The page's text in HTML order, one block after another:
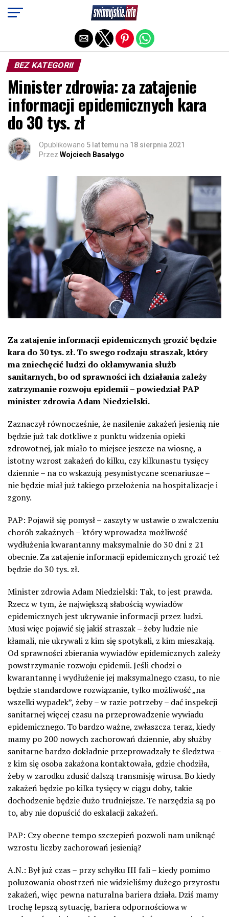
BEZ KATEGORII
Minister zdrowia: za zatajenie
informacji epidemicznych kara
do 30 tys. zł
Opublikowano 5 lat temu na 18 sierpnia 2021
Przez Wojciech Basałygo
Za zatajenie informacji epidemicznych grozić będzie
kara do 30 tys. zł. To swego rodzaju straszak, który
ma zniechęcić ludzi do okłamywania służb
sanitarnych, bo od sprawności ich działania zależy
zatrzymanie rozwoju epidemii – powiedział PAP
minister zdrowia Adam Niedzielski.
Zaznaczył równocześnie, że nasilenie zakażeń jesienią nie
będzie już tak dotkliwe z punktu widzenia opieki
zdrowotnej, jak miało to miejsce jeszcze na wiosnę, a
istotny wzrost zakażeń do kilku, czy kilkunastu tysięcy
dziennie – na co wskazują pesymistyczne scenariusze –
nie będzie miał już takiego przełożenia na hospitalizacje i
zgony.
PAP: Pojawił się pomysł – zaszyty w ustawie o zwalczeniu
chorób zakaźnych – który wprowadza możliwość
wydłużenia kwarantanny maksymalnie do 30 dni z 21
obecnie. Za zatajenie informacji epidemicznych grozić też
będzie do 30 tys. zł.
Minister zdrowia Adam Niedzielski: Tak, to jest prawda.
Rzecz w tym, że największą słabością wywiadów
epidemicznych jest ukrywanie informacji przez ludzi.
Musi więc pojawić się jakiś straszak – żeby ludzie nie
kłamali, nie ukrywali z kim się spotykali, z kim mieszkają.
Od sprawności zbierania wywiadów epidemicznych zależy
powstrzymanie rozwoju epidemii. Jeśli chodzi o
kwarantannę i wydłużenie jej maksymalnego czasu, to nie
będzie standardowe rozwiązanie, tylko możliwość „na
wszelki wypadek”, żeby – w razie potrzeby – dać inspekcji
sanitarnej więcej czasu na przeprowadzenie wywiadu
epidemicznego. To bardzo ważne, zwłaszcza teraz, kiedy
mamy po 200 nowych zachorowań dziennie, aby służby
sanitarne bardzo dokładnie przeprowadzały te śledztwa –
z kim się osoba zakażona kontaktowała, gdzie chodziła,
żeby w zarodku zdusić dalszą transmisję wirusa. Bo kiedy
zakażeń będzie po kilka tysięcy w ciągu doby, takie
dochodzenie będzie dużo trudniejsze. Te narzędzia są po
to, aby nie dopuścić do eskalacji zakażeń.
PAP: Czy obecne tempo szczepień pozwoli nam uniknąć
wzrostu liczby zachorowań jesienią?
A.N.: Był już czas – przy schyłku III fali – kiedy pomimo
poluzowania obostrzeń nie widzieliśmy dużego przyrostu
zakażeń, więc pewna naturalna bariera działa. Dziś mamy
trochę lepszą sytuację, bariera odpornościowa w
Exit mobile version